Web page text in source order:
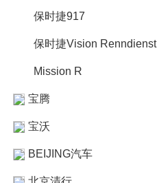
保时捷917
保时捷Vision Renndienst
Mission R
宝腾
宝沃
BEIJING汽车